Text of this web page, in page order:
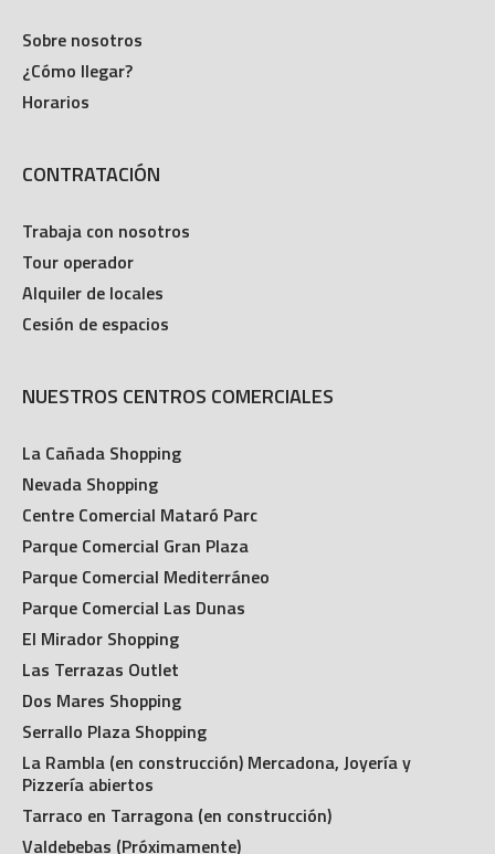
Sobre nosotros
¿Cómo llegar?
Horarios
CONTRATACIÓN
Trabaja con nosotros
Tour operador
Alquiler de locales
Cesión de espacios
NUESTROS CENTROS COMERCIALES
La Cañada Shopping
Nevada Shopping
Centre Comercial Mataró Parc
Parque Comercial Gran Plaza
Parque Comercial Mediterráneo
Parque Comercial Las Dunas
El Mirador Shopping
Las Terrazas Outlet
Dos Mares Shopping
Serrallo Plaza Shopping
La Rambla (en construcción) Mercadona, Joyería y
Pizzería abiertos
Tarraco en Tarragona (en construcción)
Valdebebas (Próximamente)